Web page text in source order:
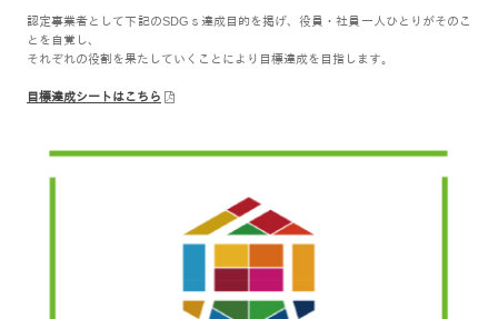
認定事業者として下記のSDGｓ達成目的を掲げ、役員・社員一人ひとりがそのこ
とを自覚し、
それぞれの役割を果たしていくことにより目標達成を目指します。
目標達成シートはこちら